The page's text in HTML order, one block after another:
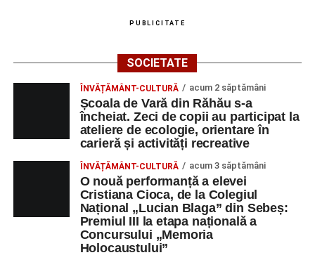
PUBLICITATE
SOCIETATE
ÎNVĂȚĂMÂNT-CULTURĂ acum 2 săptămâni
Școala de Vară din Răhău s-a
încheiat. Zeci de copii au participat la
ateliere de ecologie, orientare în
carieră și activități recreative
ÎNVĂȚĂMÂNT-CULTURĂ acum 3 săptămâni
O nouă performanță a elevei
Cristiana Cioca, de la Colegiul
Național „Lucian Blaga” din Sebeș:
Premiul III la etapa națională a
Concursului „Memoria
Holocaustului”